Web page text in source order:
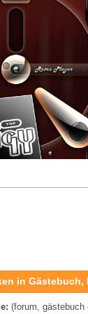
in Gästebuch,
(forum, gästebuch